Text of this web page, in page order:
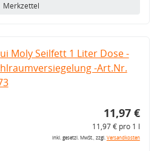
Merkzettel
Moly Seilfett 1 Liter Dose -
-Art.Nr.
11,97 €
11,97 € pro 1 l
inkl. gesetzl. MwSt., zzgl.Versandkosten